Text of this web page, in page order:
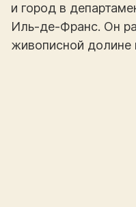
и город в
Иль-де-Франс. Он
живописной